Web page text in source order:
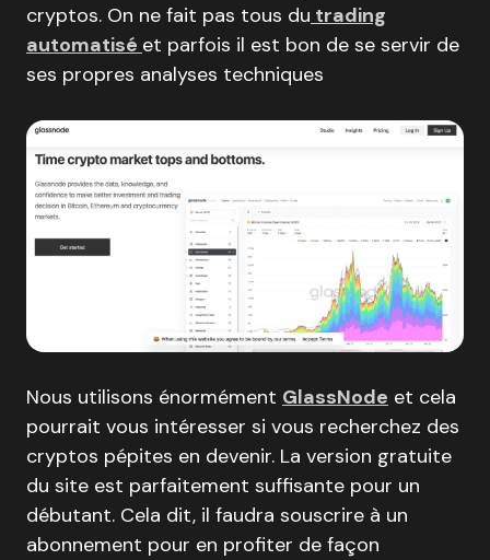
cryptos. On ne fait pas tous du trading
automatisé et parfois il est bon de se servir de
ses propres analyses techniques
Nous utilisons énormément GlassNode et cela
pourrait vous intéresser si vous recherchez des
cryptos pépites en devenir. La version gratuite
du site est parfaitement suffisante pour un
débutant. Cela dit, il faudra souscrire à un
abonnement pour en profiter de façon